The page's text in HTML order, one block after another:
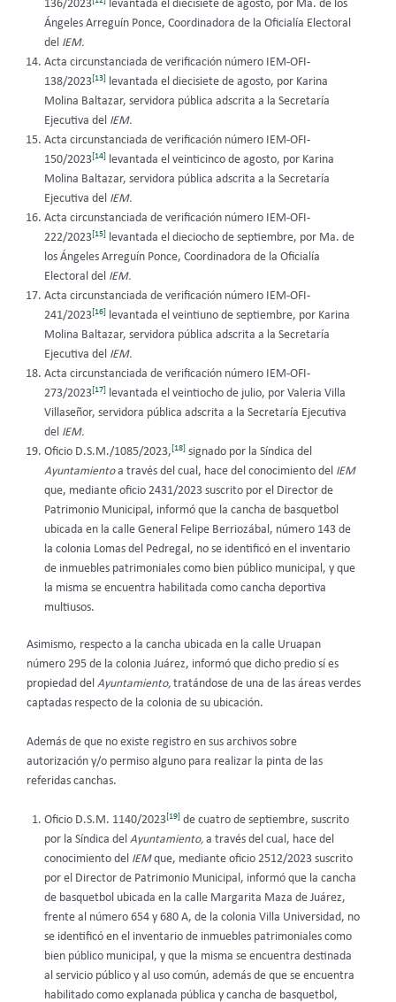
136/2023
levantada el diecisiete de agosto, por Ma. de los
Ángeles Arreguín Ponce, Coordinadora de la Oficialía Electoral
del IEM.
Acta circunstanciada de verificación número IEM-OFI-
138/2023[13]
levantada el diecisiete de agosto, por Karina
Molina Baltazar, servidora pública adscrita a la Secretaría
Ejecutiva del IEM.
Acta circunstanciada de verificación número IEM-OFI-
150/2023[14]
levantada el veinticinco de agosto, por Karina
Molina Baltazar, servidora pública adscrita a la Secretaría
Ejecutiva del IEM.
Acta circunstanciada de verificación número IEM-OFI-
222/2023[15]
levantada el dieciocho de septiembre, por Ma. de
los Ángeles Arreguín Ponce, Coordinadora de la Oficialía
Electoral del IEM.
Acta circunstanciada de verificación número IEM-OFI-
241/2023[16]
levantada el veintiuno de septiembre, por Karina
Molina Baltazar, servidora pública adscrita a la Secretaría
Ejecutiva del IEM.
Acta circunstanciada de verificación número IEM-OFI-
273/2023[17]
levantada el veintiocho de julio, por Valeria Villa
Villaseñor, servidora pública adscrita a la Secretaría Ejecutiva
del IEM.
Oficio D.S.M./1085/2023,[18] signado por la Síndica del
Ayuntamientoa través del cual, hace del conocimiento del IEM
que, mediante oficio 2431/2023 suscrito por el Director de
Patrimonio Municipal, informó que la cancha de basquetbol
ubicada en la calle General Felipe Berriozábal, número 143 de
la colonia Lomas del Pedregal, no se identificó en el inventario
de inmuebles patrimoniales como bien público municipal, y que
la misma se encuentra habilitada como cancha deportiva
multiusos.
Asimismo, respecto a la cancha ubicada en la calle Uruapan
número 295 de la colonia Juárez, informó que dicho predio sí es
propiedad del Ayuntamiento, tratándose de una de las áreas verdes
captadas respecto de la colonia de su ubicación.
Además de que no existe registro en sus archivos sobre
autorización y/o permiso alguno para realizar la pinta de las
referidas canchas.
Oficio D.S.M. 1140/2023[19] de cuatro de septiembre, suscrito
por la Síndica del Ayuntamiento, a través del cual, hace del
conocimiento del IEMque, mediante oficio 2512/2023 suscrito
por el Director de Patrimonio Municipal, informó que la cancha
de basquetbol ubicada en la calle Margarita Maza de Juárez,
frente al número 654 y 680 A, de la colonia Villa Universidad, no
se identificó en el inventario de inmuebles patrimoniales como
bien público municipal, y que la misma se encuentra destinada
al servicio público y al uso común, además de que se encuentra
habilitado como explanada pública y cancha de basquetbol,